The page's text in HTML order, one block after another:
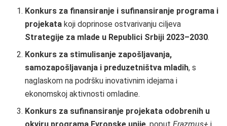
Konkurs za finansiranje i sufinansiranje programa i
projekata koji doprinose ostvarivanju ciljeva
Strategije za mlade u Republici Srbiji 2023–2030.
Konkurs za stimulisanje zapošljavanja,
samozapošljavanja i preduzetništva mladih, s
naglaskom na podršku inovativnim idejama i
ekonomskoj aktivnosti omladine.
Konkurs za sufinansiranje projekata odobrenih u